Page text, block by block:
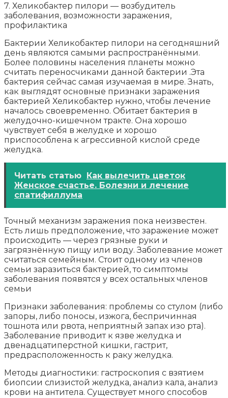
7. Хеликобактер пилори — возбудитель
заболевания, возможности заражения,
профилактика
Бактерии Хеликобактер пилори на сегодняшний
день являются самыми распространёнными.
Более половины населения планеты можно
считать переносчиками данной бактерии .Эта
бактерия сейчас самая изучаемая в мире. Знать,
как выглядят основные признаки заражения
бактерией Хеликобактер нужно, чтобы лечение
началось своевременно. Обитает бактерия в
желудочно-кишечном тракте. Она хорошо
чувствует себя в желудке и хорошо
приспособлена к агрессивной кислой среде
желудка.
Читать статью Как вылечить цветок
Женское счастье. Болезни и лечение
спатифиллума
Точный механизм заражения пока неизвестен.
Есть лишь предположение, что заражение может
происходить — через грязные руки и
загрязнённую пищу или воду. Заболевание может
считаться семейным. Стоит одному из членов
семьи заразиться бактерией, то симптомы
заболевания появятся у всех остальных членов
семьи
Признаки заболевания: проблемы со стулом (либо
запоры, либо поносы, изжога, беспричинная
тошнота или рвота, неприятный запах изо рта).
Заболевание приводит к язве желудка и
двенадцатиперстной кишки, гастрит,
предрасположенность к раку желудка.
Методы диагностики: гастроскопия с взятием
биопсии слизистой желудка, анализ кала, анализ
крови на антитела. Существует много способов